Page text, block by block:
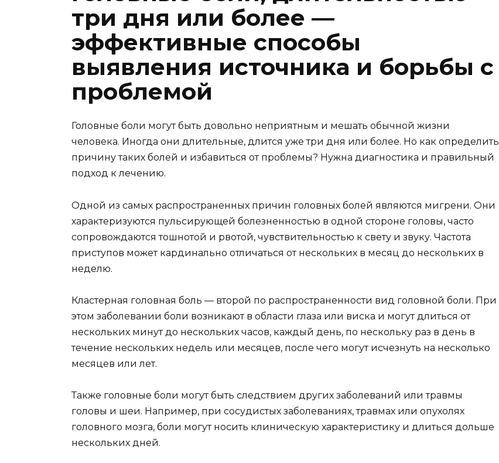
три дня или более —
эффективные способы
выявления источника и борьбы с
проблемой
Головные боли могут быть довольно неприятным и мешать обычной жизни
человека. Иногда они длительные, длится уже три дня или более. Но как определить
причину таких болей и избавиться от проблемы? Нужна диагностика и правильный
подход к лечению.
Одной из самых распространенных причин головных болей являются мигрени. Они
характеризуются пульсирующей болезненностью в одной стороне головы, часто
сопровождаются тошнотой и рвотой, чувствительностью к свету и звуку. Частота
приступов может кардинально отличаться от нескольких в месяц до нескольких в
неделю.
Кластерная головная боль — второй по распространенности вид головной боли. При
этом заболевании боли возникают в области глаза или виска и могут длиться от
нескольких минут до нескольких часов, каждый день, по нескольку раз в день в
течение нескольких недель или месяцев, после чего могут исчезнуть на несколько
месяцев или лет.
Также головные боли могут быть следствием других заболеваний или травмы
головы и шеи. Например, при сосудистых заболеваниях, травмах или опухолях
головного мозга, боли могут носить клиническую характеристику и длиться дольше
нескольких дней.